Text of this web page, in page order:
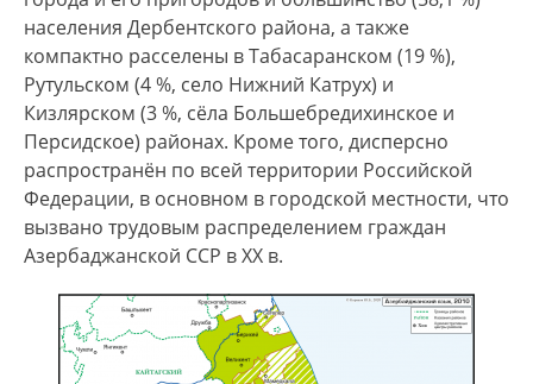
анклавный галугяхский диалекты, ереванский
говор). Среди других азербайджанских
диалектов и говоров по лексике, фонетике и
грамматике резко выделяется нижнекатрухский
диалект, который представлен в селении
Нижний Катрух (Дагестан) с сильно
выраженным лакским субстратом. Диалект
проживающих в Дагестане терекеме близок к
кубинскому и шемахинскому
переходные говоры — геокчайский (объединяет
особенности восточной и западной групп
диалектов), агдашский (объединяет
населения Дербентского района, а также
компактно расселены в Табасаранском (19 %),
Рутульском (4 %, село Нижний Катрух) и
Кизлярском (3 %, сёла Большебредихинское и
Персидское) районах. Кроме того, дисперсно
распространён по всей территории Российской
Федерации, в основном в городской местности, что
вызвано трудовым распределением граждан
Азербаджанской ССР в ХХ в.